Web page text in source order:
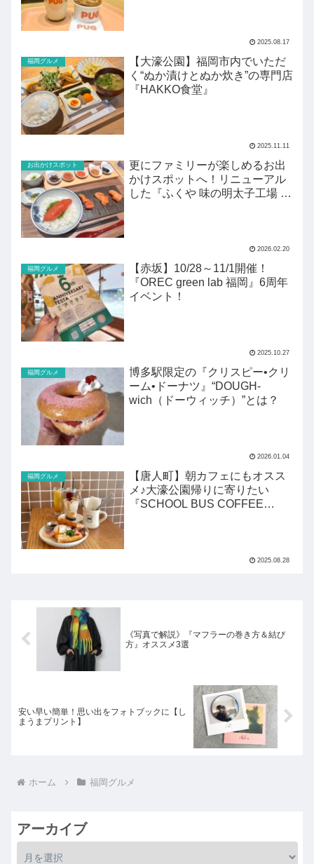
2025.08.17
福岡グルメ
【大濠公園】福岡市内でいただ
く“ぬか漬けとぬか炊き”の専門店
『HAKKO食堂』
2025.11.11
お出かけスポット
更にファミリーが楽しめるお出
かけスポットへ！リニューアル
した『ふくや 味の明太子工場 ハ
2026.02.20
福岡グルメ
【赤坂】10/28～11/1開催！
『OREC green lab 福岡』6周年
イベント！
2025.10.27
福岡グルメ
博多駅限定の『クリスピー•クリ
ーム•ドーナツ』“DOUGH-
wich（ドーウィッチ）”とは？
2026.01.04
福岡グルメ
【唐人町】朝カフェにもオスス
メ♪大濠公園帰りに寄りたい
『SCHOOL BUS COFFEE
2025.08.28
《写真で解説》『マフラーの巻き方＆結び
方』オススメ3選
安い早い簡単！思い出をフォトブックに【し
まうまプリント】
ホーム 福岡グルメ
アーカイブ